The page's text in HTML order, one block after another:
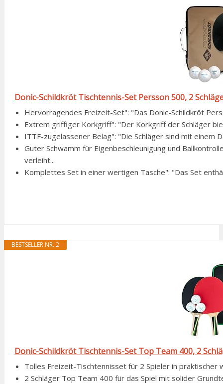
Donic-Schildkröt Tischtennis-Set Persson 500, 2
Hervorragendes Freizeit-Set": "Das Donic-Schildkröt
Extrem griffiger Korkgriff": "Der Korkgriff der Schläger
ITTF-zugelassener Belag": "Die Schläger sind mit
Guter Schwamm für Eigenbeschleunigung und
verleiht...
Komplettes Set in einer wertigen Tasche": "Das Set
BESTSELLER NR. 2
Donic-Schildkröt Tischtennis-Set Top Team 400, 2
Tolles Freizeit-Tischtennisset für 2 Spieler in praktischer
2 Schläger Top Team 400 für das Spiel mit solider